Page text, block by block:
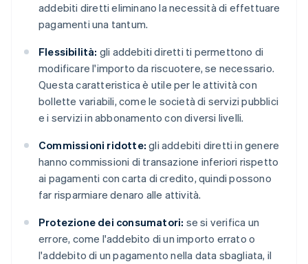
addebiti diretti eliminano la necessità di effettuare
pagamenti una tantum.
Flessibilità: gli addebiti diretti ti permettono di
modificare l'importo da riscuotere, se necessario.
Questa caratteristica è utile per le attività con
bollette variabili, come le società di servizi pubblici
e i servizi in abbonamento con diversi livelli.
Commissioni ridotte: gli addebiti diretti in genere
hanno commissioni di transazione inferiori rispetto
ai pagamenti con carta di credito, quindi possono
far risparmiare denaro alle attività.
Protezione dei consumatori: se si verifica un
errore, come l'addebito di un importo errato o
l'addebito di un pagamento nella data sbagliata, il